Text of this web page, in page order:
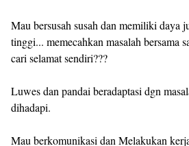
Mau bersusah susah dan memiliki daya
tinggi... memecahkan masalah bersama
cari selamat sendiri???
Luwes dan pandai beradaptasi dgn
dihadapi.
Mau berkomunikasi dan Melakukan